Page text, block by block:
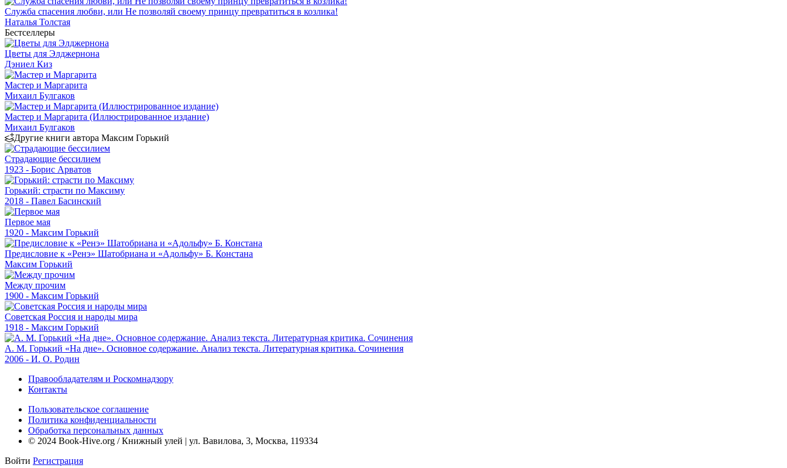
Служба спасения любви, или Не позволяй своему принцу превратиться в козлика!
Наталья Толстая
Бестселлеры
Цветы для Элджернона
Дэниел Киз
Мастер и Маргарита
Михаил Булгаков
Мастер и Маргарита (Иллюстрированное издание)
Михаил Булгаков
Другие книги автора Максим Горький
Страдающие бессилием
1923 - Борис Арватов
Горький: страсти по Максиму
2018 - Павел Басинский
Первое мая
1920 - Максим Горький
Предисловие к «Ренэ» Шатобриана и «Адольфу» Б. Констана
Максим Горький
Между прочим
1900 - Максим Горький
Советская Россия и народы мира
1918 - Максим Горький
А. М. Горький «На дне». Основное содержание. Анализ текста. Литературная критика. Сочинения
2006 - И. О. Родин
Правообладателям и Роскомнадзору
Контакты
Пользовательское соглашение
Политика конфиденциальности
Обработка персональных данных
© 2024 Book-Hive.org / Книжный улей | ул. Вавилова, 3, Москва, 119334
Войти Регистрация